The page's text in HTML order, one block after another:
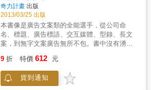
不會答非所問 2、小論文的內容：就是「好讀
易懂」 「所以，你想說的是？」文章讓人看不
懂，只因表達出問題。光做選擇題，無法提升
語言能力，趕快學會正確的「表達方式」吧。
讓文章好讀易懂的方法包括： ‧活用第一段的各
種功能，成為你的寫作百寶箱。 ‧一句話寫下段
落大意，三句話完成小論文。 ‧「具體」是指：
「誰、做什麼、怎麼做」。 ‧使用肯定句，明確
表達意見。 ‧「使用前／使用後」說明變化的幅
支出。 這本獨一無二的書中包含許多關於下列
事項的實用建議： ．選擇最佳地點 ．編製及管
理預算，內附成本計算表格範例 ．時程安排、
人員配置，以及與相關專家之合作 ．餐飲供
應、室內佈置、表演節目及主題之協調工作 &
儘管近年來業界有許多變遷，但這仍是一本全
方位的指南，而且第二版中還包括下列特色：
如何提升（或毀滅）一場活動 ．如何籌辦一場
氛圍友善的活動 ．活動優劣的全版範例與個案
奇力計畫 出版
2013/03/25 出版
本書像是廣告文案類的全能選手，從公司命
名、標題、廣告標語、交互媒體、型錄、長文
案，到無字文案廣告無所不包。書中沒有湧現
規則，而是讓讀者通過溝通、討論、研讀案例
後學會拿捏文案撰寫背後的各種動態變化，再
坐下來撰寫自己的文案。本書特色就某種程度
9 折 特價 612 元
貨到通知